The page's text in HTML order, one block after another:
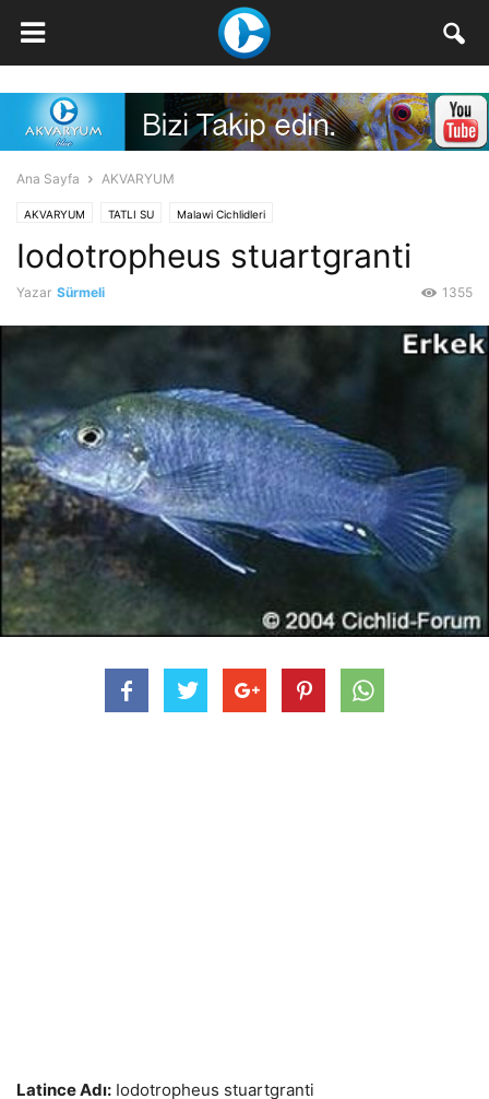
Ana Sayfa AKVARYUM
AKVARYUM TATLI SU Malawi Cichlidleri
Iodotropheus stuartgranti
Yazar Sürmeli 1355
Latince Adı: Iodotropheus stuartgranti